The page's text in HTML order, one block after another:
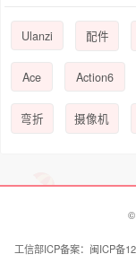
Ulanzi 配件
Ace Action6
弯折 摄像机
©
工信部ICP备案：闽ICP备